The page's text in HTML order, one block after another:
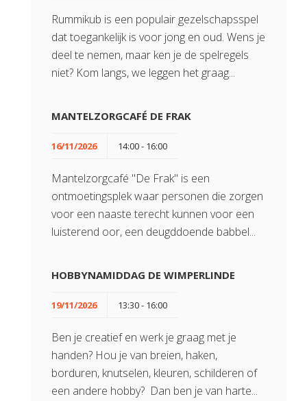
Rummikub is een populair gezelschapsspel
dat toegankelijk is voor jong en oud. Wens je
deel te nemen, maar ken je de spelregels
niet? Kom langs, we leggen het graag...
MANTELZORGCAFÉ DE FRAK
16/11/2026 14:00 - 16:00
Mantelzorgcafé "De Frak" is een
ontmoetingsplek waar personen die zorgen
voor een naaste terecht kunnen voor een
luisterend oor, een deugddoende babbel...
HOBBYNAMIDDAG DE WIMPERLINDE
19/11/2026 13:30 - 16:00
Ben je creatief en werk je graag met je
handen? Hou je van breien, haken,
borduren, knutselen, kleuren, schilderen of
een andere hobby? Dan ben je van harte...